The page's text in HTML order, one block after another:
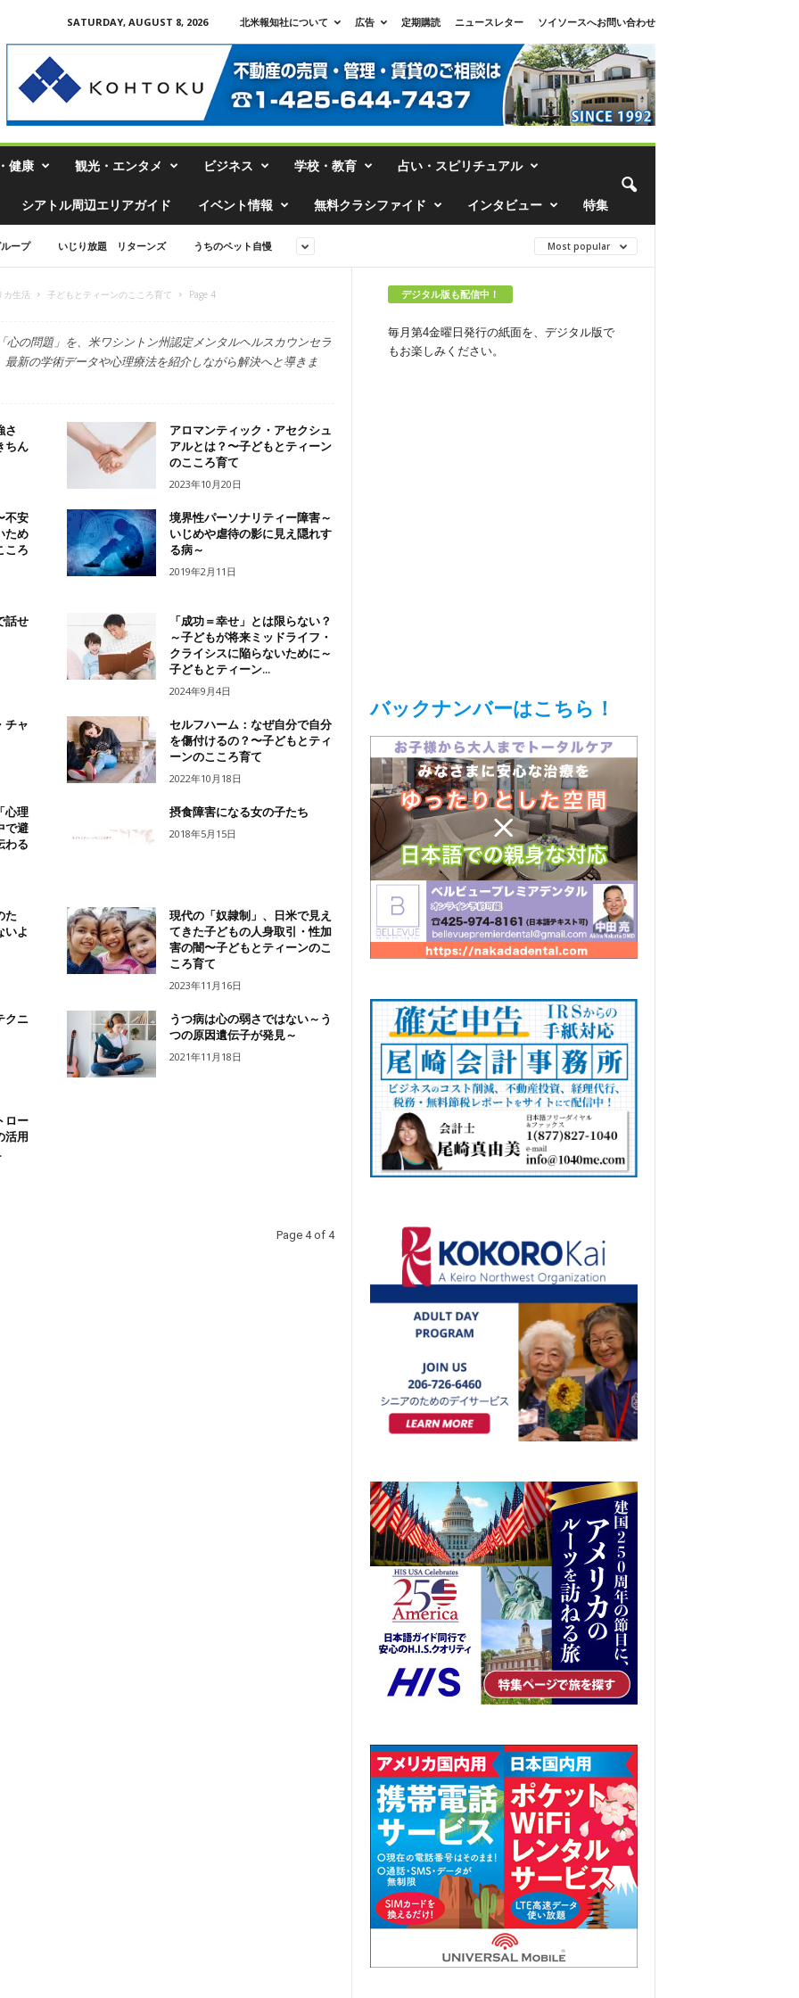
SATURDAY, AUGUST 8, 2026 北米報知社について 広告 定期購読 ニュースレター
ソイソースへお問い合わせ
健康 観光・エンタメ ビジネス 学校・教育 占い・スピリチュアル
シアトル周辺エリアガイド イベント情報 無料クラシファイド インタビュー 特集
ープ いじり放題 リターンズ うちのペット自慢 Most popular
カ生活 子どもとティーンのこころ育て Page 4
の問題」を、米ワシントン州認定メンタルヘルスカウンセラ
新の学術データや心理療法を紹介しながら解決へと導きま
さ
ちん
アロマンティック・アセクシュ
アルとは？〜子どもとティーン
のこころ育て
2023年10月20日
不安
ため
ころ
境界性パーソナリティー障害～
いじめや虐待の影に見え隠れす
る病～
2019年2月11日
話せ
「成功＝幸せ」とは限らない？
～子どもが将来ミッドライフ・
クライシスに陥らないために～
子どもとティーン...
2024年9月4日
チャ
セルフハーム：なぜ自分で自分
を傷付けるの？〜子どもとティ
ーンのこころ育て
2022年10月18日
心理
で避
わる
摂食障害になる女の子たち
2018年5月15日
た
いよ
現代の「奴隷制」、日米で見え
てきた子どもの人身取引・性加
害の闇〜子どもとティーンのこ
ころ育て
2023年11月16日
クニ
うつ病は心の弱さではない～う
つの原因遺伝子が発見～
2021年11月18日
ロー
活用
Page 4 of 4
デジタル版も配信中！
毎月第4金曜日発行の紙面を、デジタル版で
もお楽しみください。
バックナンバーはこちら！